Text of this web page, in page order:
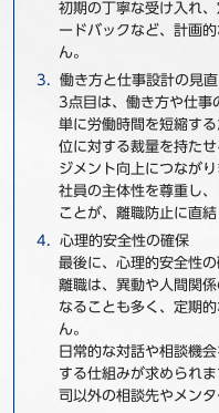
初期の丁寧な受け入れ
ードバックなど、計画
ん。
働き方と仕事設計の見
3点目は、働き方や仕事
単に労働時間を短縮す
位に対する裁量を持た
ジメント向上につながり
社員の主体性を尊重し
ことが、離職防止に直結
心理的安全性の確保
最後に、心理的安全性の
離職は、異動や人間関
なることも多く、定期
ん。
日常的な対話や相談機
する仕組みが求められ
司以外の相談先やメン